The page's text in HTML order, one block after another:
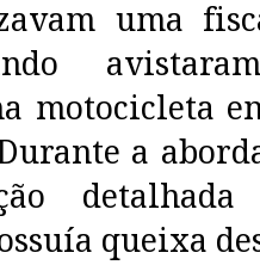
uma
motocicleta
a
queixa